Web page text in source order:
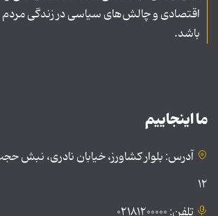
اقتصادی و چالش‌های سیاسی در زندگی مردم
باشد.
ما اینجاییم
آدرس: بلوار کشاورز، خیابان نادری، نبش
۱۲